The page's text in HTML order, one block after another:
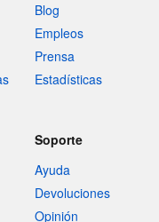
Blog
Empleos
Prensa
Estadísticas
Soporte
Ayuda
Devoluciones
Opinión